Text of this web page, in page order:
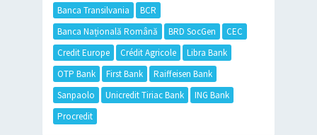
Banca Transilvania
BCR
Banca Națională Română
BRD SocGen
CEC
Credit Europe
Crédit Agricole
Libra Bank
OTP Bank
First Bank
Raiffeisen Bank
Sanpaolo
Unicredit Tiriac Bank
ING Bank
Procredit